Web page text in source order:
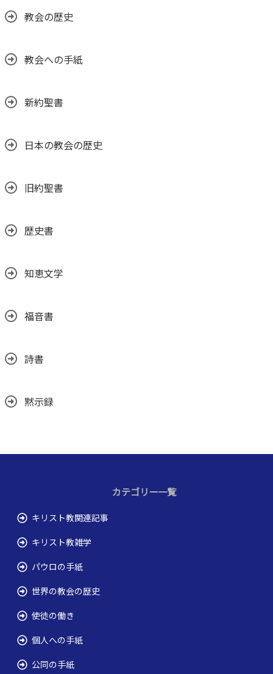
教会の歴史
教会への手紙
新約聖書
日本の教会の歴史
旧約聖書
歴史書
知恵文学
福音書
詩書
黙示録
カテゴリー一覧
キリスト教関連記事
キリスト教雑学
パウロの手紙
世界の教会の歴史
使徒の働き
個人への手紙
公同の手紙